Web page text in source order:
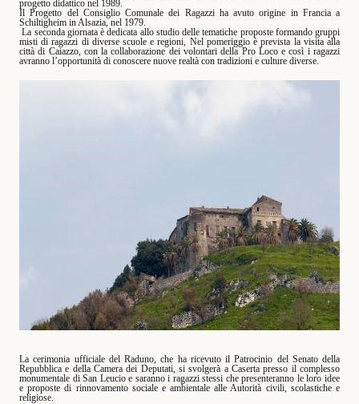
progetto didattico nel 1989.
Il Progetto del Consiglio Comunale dei Ragazzi ha avuto origine in Francia a
Schiltigheim in Alsazia, nel 1979.
La seconda giornata è dedicata allo studio delle tematiche proposte formando gruppi
misti di ragazzi di diverse scuole e regioni, Nel pomeriggio è prevista la visita alla
città di Caiazzo, con la collaborazione dei volontari della Pro Loco e così i ragazzi
avranno l’opportunità di conoscere nuove realtà con tradizioni e culture diverse.
La cerimonia ufficiale del Raduno, che ha ricevuto il Patrocinio del Senato della
Repubblica e della Camera dei Deputati, si svolgerà a Caserta presso il complesso
monumentale di San Leucio e saranno i ragazzi stessi che presenteranno le loro idee
e proposte di rinnovamento sociale e ambientale alle Autorità civili, scolastiche e
religiose.